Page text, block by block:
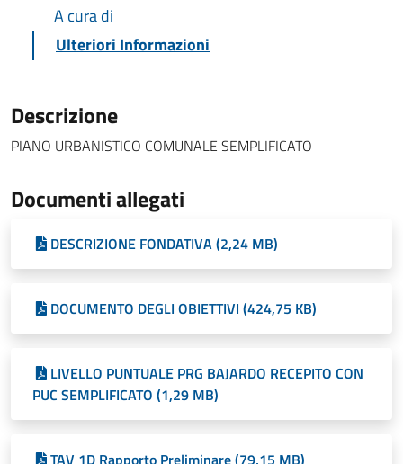
A cura di
Ulteriori Informazioni
Descrizione
PIANO URBANISTICO COMUNALE SEMPLIFICATO
Documenti allegati
DESCRIZIONE FONDATIVA (2,24 MB)
DOCUMENTO DEGLI OBIETTIVI (424,75 KB)
LIVELLO PUNTUALE PRG BAJARDO RECEPITO CON
PUC SEMPLIFICATO (1,29 MB)
TAV 1D Rapporto Preliminare (79,15 MB)